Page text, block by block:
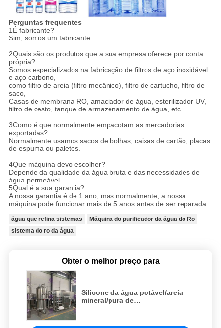
Perguntas frequentes
1É fabricante?
Sim, somos um fabricante.
2Quais são os produtos que a sua empresa oferece por conta
própria?
Somos especializados na fabricação de filtros de aço inoxidável
e aço carbono,
como filtro de areia (filtro mecânico), filtro de cartucho, filtro de
saco,
Casas de membrana RO, amaciador de água, esterilizador UV,
filtro de cesto, tanque de armazenamento de água, etc...
3Como é que normalmente empacotam as mercadorias
exportadas?
Normalmente usamos sacos de bolhas, caixas de cartão, placas
de espuma ou paletes.
4Que máquina devo escolher?
Depende da qualidade da água bruta e das necessidades de
água permeável.
5Qual é a sua garantia?
A nossa garantia é de 1 ano, mas normalmente, a nossa
máquina pode funcionar mais de 5 anos antes de ser reparada.
água que refina sistemas
Máquina do purificador da água do Ro
sistema do ro da água
Obter o melhor preço para
Silicone da água potável/areia
mineral/pura de